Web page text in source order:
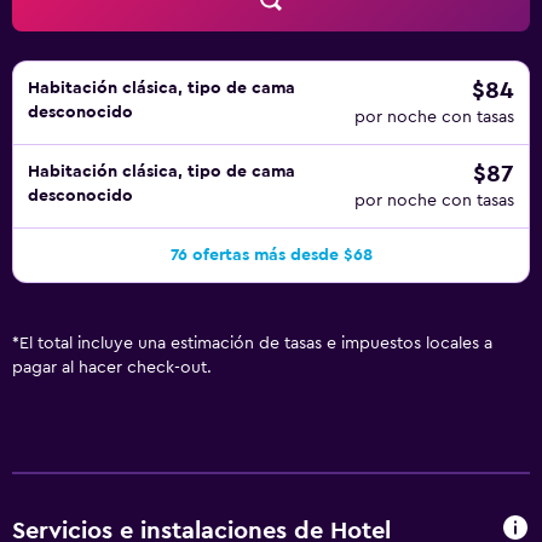
de muchas tiendas y restaurantes y en el centro de la vida
de su estancia. Warsaw Philharmonic Orchestra está a un
breve trayecto caminando.
Habitación clásica, tipo de cama
desconocido
$84
por noche con tasas
Habitación clásica, tipo de cama
desconocido
$87
por noche con tasas
76 ofertas más desde $68
* El total incluye una estimación de tasas e impuestos locales a
pagar al hacer check-out.
Servicios e instalaciones de Hotel